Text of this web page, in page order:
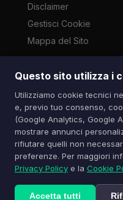
Questo sito utilizza i
Utilizziamo cookie tecnici
e, previo tuo consenso,
(Google Analytics, Google
mostrare annunci
rifiutare quelli non
preferenze. Per maggiori
Privacy Policy e la Cookie
Accetta tutti
Disclaimer
Gestisci Cookie
Mappa del Sito
Le immagini presenti
cronaca ai sensi
© 2026 Spazio iTech